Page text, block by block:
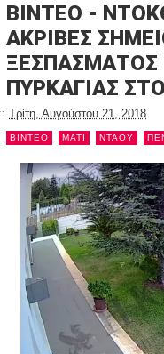
ΒΙΝΤΕΟ -
ΑΚΡΙΒΕΣ
ΞΕΣΠΑΣΜΑΤΟΣ
ΠΥΡΚΑΓΙΑΣ
Τρίτη, Αυγούστου 21, 2018
ΒΙΝΤΕΟ ΜΑΤΙ ΝΤΑΟΥ